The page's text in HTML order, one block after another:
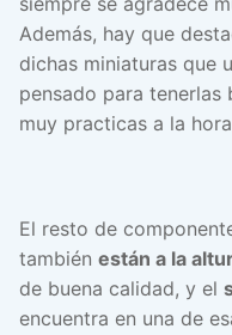
Además, hay que
dichas miniaturas que
pensado para tenerlas
muy practicas a la
El resto de
también están a la
de buena calidad, y el
encuentra en una de